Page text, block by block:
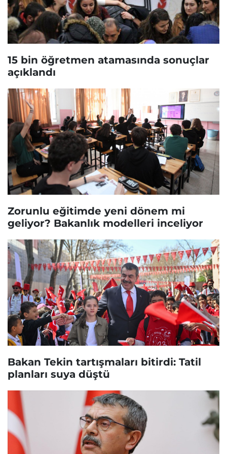
15 bin öğretmen atamasında sonuçlar
açıklandı
Zorunlu eğitimde yeni dönem mi
geliyor? Bakanlık modelleri inceliyor
Bakan Tekin tartışmaları bitirdi: Tatil
planları suya düştü